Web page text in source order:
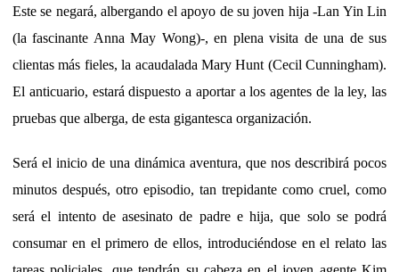
Este se negará, albergando el apoyo de su joven hija -Lan Yin Lin
(la fascinante Anna May Wong)-, en plena visita de una de sus
clientas más fieles, la acaudalada Mary Hunt (Cecil Cunningham).
El anticuario, estará dispuesto a aportar a los agentes de la ley, las
pruebas que alberga, de esta gigantesca organización.
Será el inicio de una dinámica aventura, que nos describirá pocos
minutos después, otro episodio, tan trepidante como cruel, como
será el intento de asesinato de padre e hija, que solo se podrá
consumar en el primero de ellos, introduciéndose en el relato las